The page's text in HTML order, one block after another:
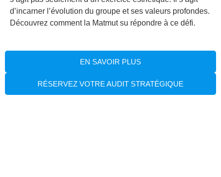
d’incarner l’évolution du groupe et ses valeurs profondes.
Découvrez comment la Matmut su répondre à ce défi.
EN SAVOIR PLUS
RÉSERVEZ VOTRE AUDIT STRATÉGIQUE